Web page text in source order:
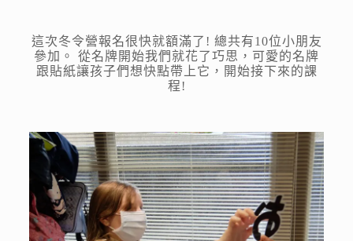
這次冬令營報名很快就額滿了! 總共有10位小朋友
參加。 從名牌開始我們就花了巧思，可愛的名牌
跟貼紙讓孩子們想快點帶上它，開始接下來的課
程!